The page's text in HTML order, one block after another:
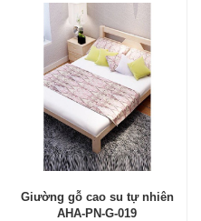
Giường gỗ cao su tự nhiên
AHA-PN-G-019